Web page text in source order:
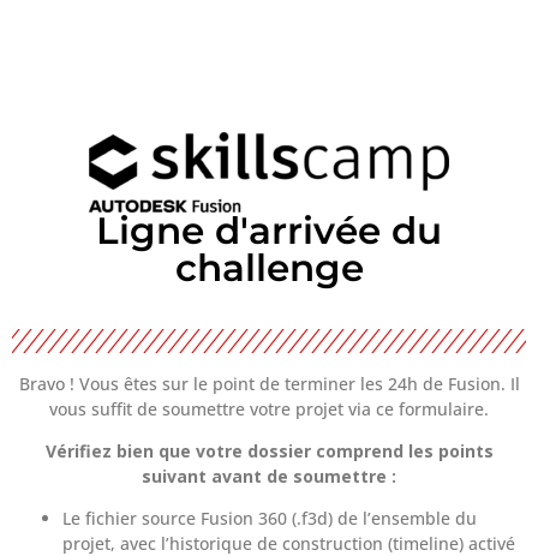
Ligne d'arrivée du
challenge
Bravo ! Vous êtes sur le point de terminer les 24h de Fusion. Il
vous suffit de soumettre votre projet via ce formulaire.
Vérifiez bien que votre dossier comprend les points
suivant avant de soumettre :
Le fichier source Fusion 360 (.f3d) de l’ensemble du
projet, avec l’historique de construction (timeline) activé